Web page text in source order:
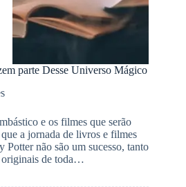
parte Desse Universo Mágico
e os filmes que serão
a jornada de livros e filmes
não são um sucesso, tanto
originais de toda…